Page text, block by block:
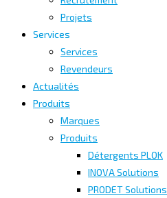
Projets
Services
Services
Revendeurs
Actualités
Produits
Marques
Produits
Détergents PLOK
INOVA Solutions
PRODET Solutions